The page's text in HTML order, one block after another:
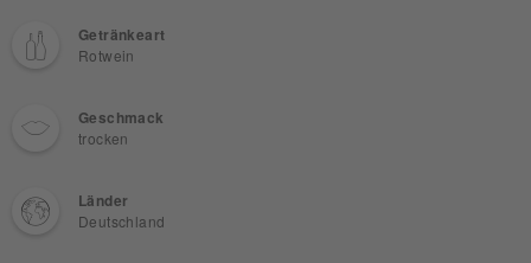
Getränkeart
Rotwein
Geschmack
trocken
Länder
Deutschland